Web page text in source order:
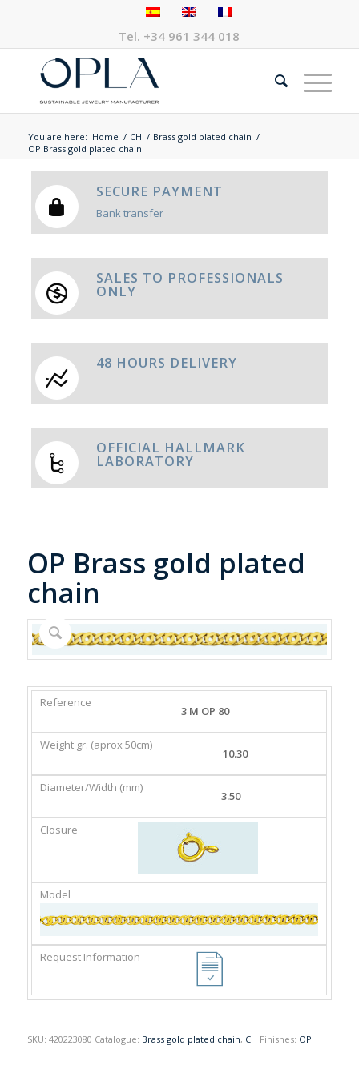
Tel. +34 961 344 018
You are here: Home / CH / Brass gold plated chain /
OP Brass gold plated chain
SECURE PAYMENT
Bank transfer
SALES TO PROFESSIONALS
ONLY
48 HOURS DELIVERY
OFFICIAL HALLMARK
LABORATORY
OP Brass gold plated
chain
REFERENCE
(APROX
DIAMETER/WIDTH
3 M OP 80
10.30
3.50
SKU: 420223080 Catalogue: Brass gold plated chain, CH Finishes: OP